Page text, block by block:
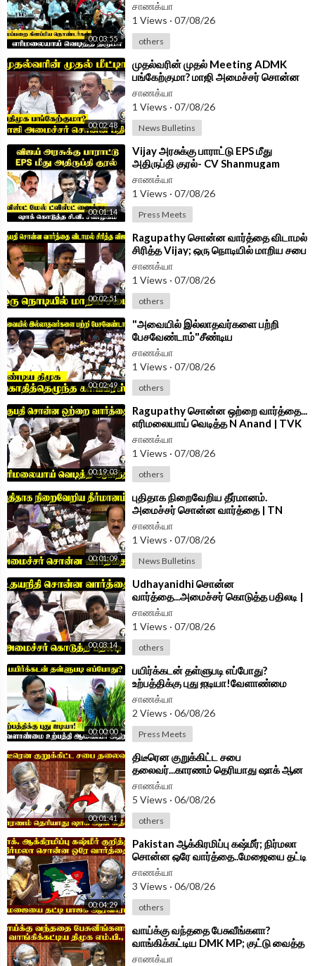
Follow Chanakyaa on Instagram -
chanakyaa_tv/?hl=en
Follow Chanakyaa on arattai -https://aratt.ai/@chanakyaa_tv
Android App - https://play.google.com/store/....apps/details?id=
com.
00:03:55
Cuddalore | TN Govt
சாணக்யா
1 Views · 07/08/26
others
00:02:48
⁣முதல்வரின் முதல் Meeting ADMK
பங்கேற்குமா? மாஜி அமைச்சர் சொன்ன
பதில் | osmanikandan pressmeet
சாணக்யா
1 Views · 07/08/26
News Bulletins
00:01:14
⁣Vijay அரசுக்கு பாராட்டு EPS மீது
அதிருப்தி குரல்- CV Shanmugam
PressMeet | ADMK | TVK |
சாணக்யா
1 Views · 07/08/26
Press Meets
00:02:51
⁣Ragupathy சொன்ன வார்த்தை விடாமல்
சிரித்த Vijay; ஒரு நொடியில் மாறிய சபை
| TN Assembly 2026
சாணக்யா
1 Views · 07/08/26
others
00:02:49
⁣"அவையில் இல்லாதவர்களை பற்றி
பேசவேண்டாம்"சீண்டிய
DMK;கொதித்தெழுந்த Congress | TN
Assembly 2026
சாணக்யா
1 Views · 07/08/26
others
00:19:03
⁣Ragupathy சொன்ன ஒற்றை வார்த்தை...
எரிமலையாய் வெடித்த N Anand | TVK
Govt | DMK | Assembly 2026
சாணக்யா
1 Views · 07/08/26
others
00:01:09
⁣புதிதாக நிறைவேறிய தீர்மானம்.
அமைச்சர் சொன்ன வார்த்தை | TN
Assembly 2026 | DMK | TVK
சாணக்யா
1 Views · 07/08/26
News Bulletins
00:03:14
⁣Udhayanidhi சொன்ன
வார்த்தை...அமைச்சர் கொடுத்த பதிலடி |
Minister Vinoth Speech TN
Assembly 2026
சாணக்யா
1 Views · 07/08/26
others
00:00:00
⁣பயிர்க்கடன் தள்ளுபடி எப்போது?
உற்பத்திக்கு புது ஐடியா!வேளாண்மை
உற்பத்தி ஆணையர் அதிரடி | TVK Govt
சாணக்யா
2 Views · 06/08/26
Press Meets
00:01:41
⁣திடீரென குறுக்கிட்ட சபை
தலைவர்...காரணம் தெரியாது ஷாக் ஆன
Sudhish | Parliament Session 2026
சாணக்யா
5 Views · 06/08/26
others
00:04:29
⁣Pakistan ஆக்கிரமிப்பு கஷ்மீர்; நிர்மலா
சொன்ன ஒரே வார்த்தை..மேஜையை தட்டி
BJPஆரவாரம் | Parliament 2026
சாணக்யா
3 Views · 06/08/26
others
⁣வாய்க்கு வந்ததை பேசுவீங்களா?
வாங்கிக்கட்டிய DMK MP; குட்டு வைத்த
சபாநாயகர் | Parliament 2026
சாணக்யா